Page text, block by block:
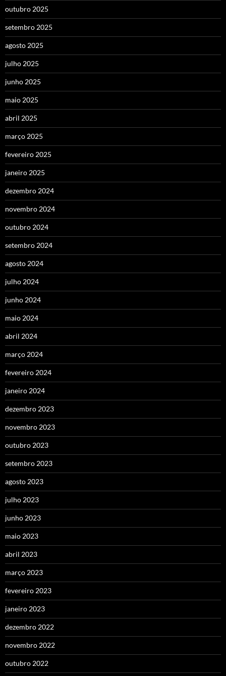
outubro 2025
setembro 2025
agosto 2025
julho 2025
junho 2025
maio 2025
abril 2025
março 2025
fevereiro 2025
janeiro 2025
dezembro 2024
novembro 2024
outubro 2024
setembro 2024
agosto 2024
julho 2024
junho 2024
maio 2024
abril 2024
março 2024
fevereiro 2024
janeiro 2024
dezembro 2023
novembro 2023
outubro 2023
setembro 2023
agosto 2023
julho 2023
junho 2023
maio 2023
abril 2023
março 2023
fevereiro 2023
janeiro 2023
dezembro 2022
novembro 2022
outubro 2022